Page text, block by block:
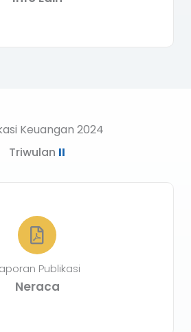
Keuangan 2024
Triwulan II
Publikasi
Neraca